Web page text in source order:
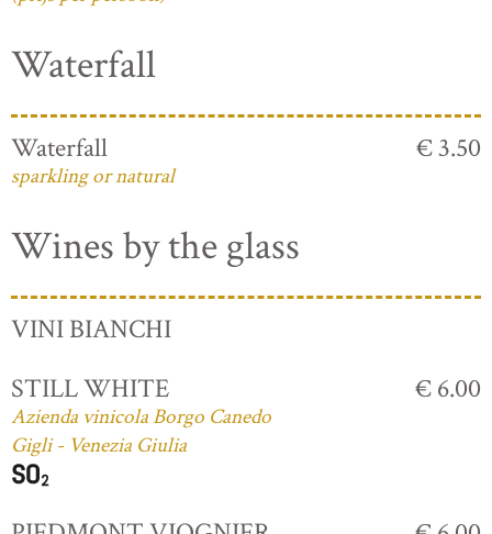
Waterfall
Waterfall
sparkling or natural
€ 3.50
Wines by the glass
VINI BIANCHI
STILL WHITE
Azienda vinicola Borgo Canedo
Gigli - Venezia Giulia
€ 6.00